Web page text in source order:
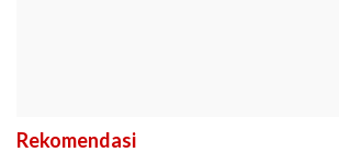
Rekomendasi